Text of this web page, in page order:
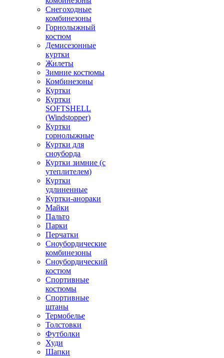
Снегоходные
комбинезоны
Горнолыжный
костюм
Демисезонные
куртки
Жилеты
Зимние костюмы
Комбинезоны
Куртки
Куртки
SOFTSHELL
(Windstopper)
Куртки
горнолыжные
Куртки для
сноуборда
Куртки зимние (с
утеплителем)
Куртки
удлиненные
Куртки-анораки
Майки
Пальто
Парки
Перчатки
Сноубордические
комбинезоны
Сноубордический
костюм
Спортивные
костюмы
Спортивные
штаны
Термобелье
Толстовки
Футболки
Худи
Шапки